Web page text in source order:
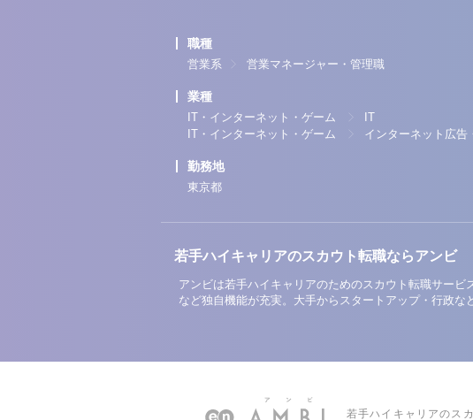
職種
営業系 営業マネージャー・管理職
業種
IT・インターネット・ゲーム
IT
IT・インターネット・ゲーム
インターネット広告
勤務地
東京都
若手ハイキャリアのスカウト転職ならアンビ
アンビは若手ハイキャリアのためのスカウト転職サー
など独自機能が充実。大手からスタートアップ・行政な
若手ハイキャリアのス